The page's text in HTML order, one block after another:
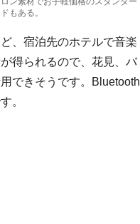
ドもある。
、宿泊先のホテルで音楽
得られるので、花見、バ
できそうです。Bluetooth
。